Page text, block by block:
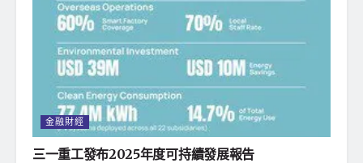
金融財經
三一重工發布2025年度可持續發展報告